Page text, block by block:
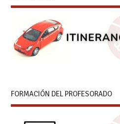
FORMACIÓN DEL PROFESORADO